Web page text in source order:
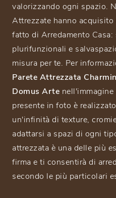
valorizzando ogni spazio.
Attrezzate hanno
fatto di Arredamento
plurifunzionali e
misura per te. Per
Parete Attrezzata
Domus Arte
presente in foto è
un'infinità di texture,
adattarsi a spazi di ogni
attrezzata è una delle più
firma e ti consentirà di
secondo le più particolari